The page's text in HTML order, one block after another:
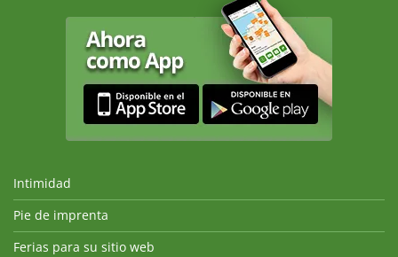
Intimidad
Pie de imprenta
Ferias para su sitio web